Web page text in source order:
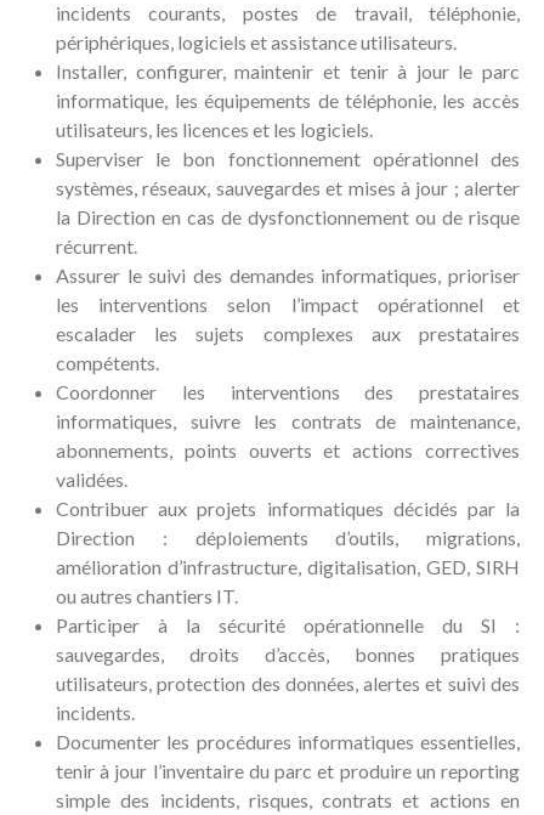
incidents courants, postes de travail, téléphonie,
périphériques, logiciels et assistance utilisateurs.
Installer, configurer, maintenir et tenir à jour le parc
informatique, les équipements de téléphonie, les accès
utilisateurs, les licences et les logiciels.
Superviser le bon fonctionnement opérationnel des
systèmes, réseaux, sauvegardes et mises à jour ; alerter
la Direction en cas de dysfonctionnement ou de risque
récurrent.
Assurer le suivi des demandes informatiques, prioriser
les interventions selon l’impact opérationnel et
escalader les sujets complexes aux prestataires
compétents.
Coordonner les interventions des prestataires
informatiques, suivre les contrats de maintenance,
abonnements, points ouverts et actions correctives
validées.
Contribuer aux projets informatiques décidés par la
Direction : déploiements d’outils, migrations,
amélioration d’infrastructure, digitalisation, GED, SIRH
ou autres chantiers IT.
Participer à la sécurité opérationnelle du SI :
sauvegardes, droits d’accès, bonnes pratiques
utilisateurs, protection des données, alertes et suivi des
incidents.
Documenter les procédures informatiques essentielles,
tenir à jour l’inventaire du parc et produire un reporting
simple des incidents, risques, contrats et actions en